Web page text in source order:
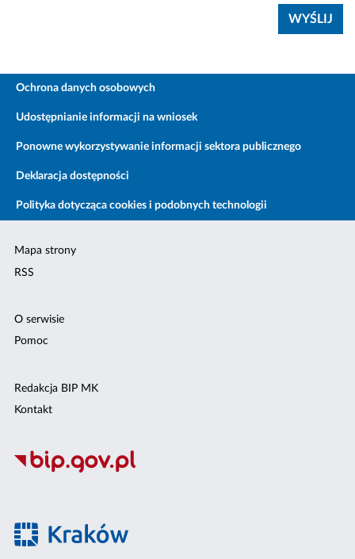
Ochrona danych osobowych
Udostępnianie informacji na wniosek
Ponowne wykorzystywanie informacji sektora publicznego
Deklaracja dostępności
Polityka dotycząca cookies i podobnych technologii
Mapa strony
RSS
O serwisie
Pomoc
Redakcja BIP MK
Kontakt